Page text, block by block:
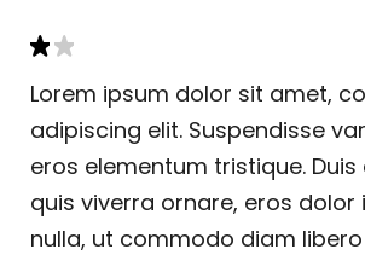
Lorem ipsum dolor sit amet,
adipiscing elit. Suspendisse
eros elementum tristique. Duis
quis viverra ornare, eros dolor
nulla, ut commodo diam